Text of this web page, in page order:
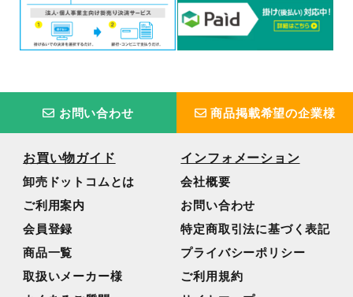
お問い合わせ 商品掲載希望の企業様
お買い物ガイド
卸売ドットコムとは
ご利用案内
会員登録
商品一覧
取扱いメーカー様
インフォメーション
会社概要
お問い合わせ
特定商取引法に基づく表記
プライバシーポリシー
ご利用規約